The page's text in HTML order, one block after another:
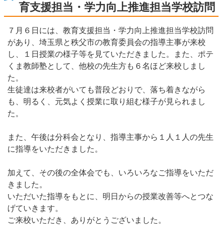
育支援担当・学力向上推進担当学校訪問
７月６日には、教育支援担当・学力向上推進担当学校訪問
があり、埼玉県と秩父市の教育委員会の指導主事が来校
し、１日授業の様子等を見ていただきました。また、ポテ
くま教師塾として、他校の先生方も６名ほど来校しまし
た。
生徒達は来校者がいても普段どおりで、落ち着きながら
も、明るく、元気よく授業に取り組む様子が見られまし
た。
また、午後は分科会となり、指導主事から１人１人の先生
に指導をいただきました。
加えて、その後の全体会でも、いろいろなご指導をいただ
きました。
いただいた指導をもとに、明日からの授業改善等へとつな
げていきます。
ご来校いただき、ありがとうございました。